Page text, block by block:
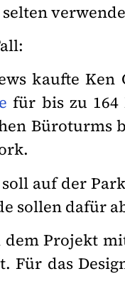
kaufte
für bis zu 164
Büroturms
auf der
sollen dafür
Projekt
Für das